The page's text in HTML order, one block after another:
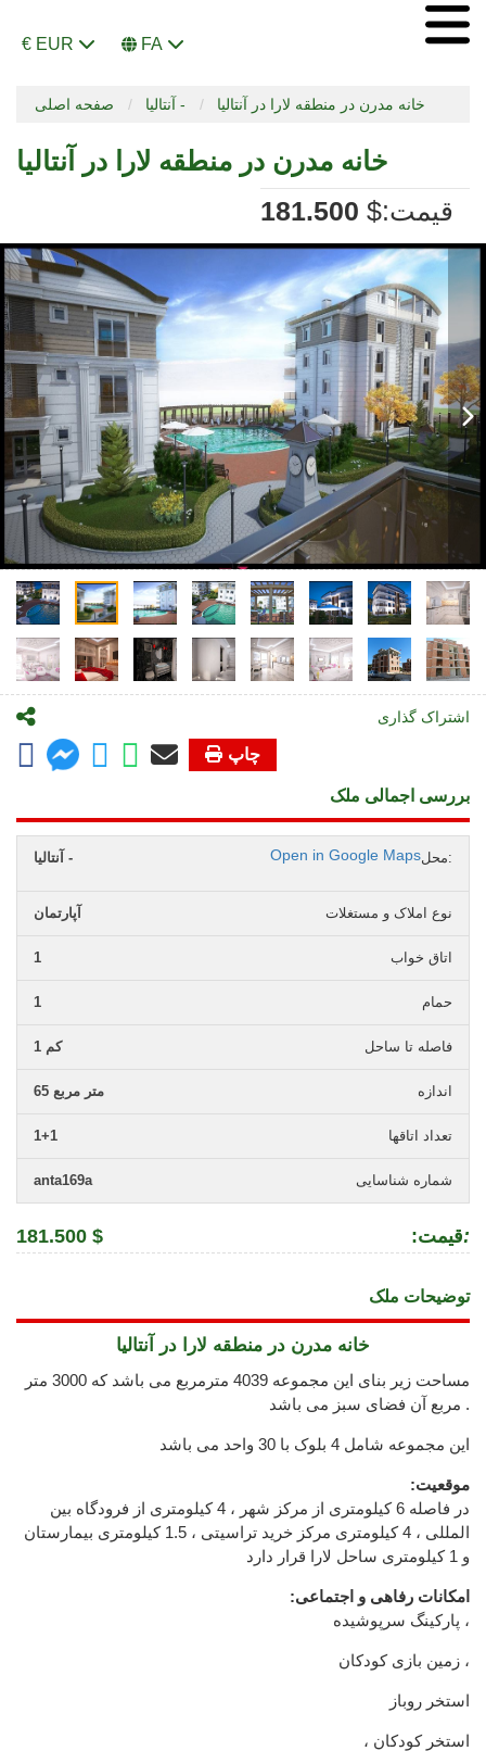
€ EUR FA
صفحه اصلی آنتالیا - خانه مدرن در منطقه لارا در آنتالیا
خانه مدرن در منطقه لارا در آنتالیا
:قیمت
181.500 $
اشتراک گذاری
چاپ
بررسی اجمالی ملک
محل: آنتالیا - Open in Google Maps
نوع املاک و مستغلات آپارتمان
اتاق خواب 1
حمام 1
فاصله تا ساحل 1 کم
اندازه 65 متر مربع
تعداد اتاقها 1+1
شماره شناسایی anta169a
:قیمت:
181.500 $
توضیحات ملک
خانه مدرن در منطقه لارا در آنتالیا
مساحت زیر بنای این مجموعه 4039 مترمربع می باشد که 3000 متر
مربع آن فضای سبز می باشد .
این مجموعه شامل 4 بلوک با 30 واحد می باشد
:موقعیت
در فاصله 6 کیلومتری از مرکز شهر ، 4 کیلومتری از فرودگاه بین
المللی ، 4 کیلومتری مرکز خرید تراسیتی ، 1.5 کیلومتری بیمارستان
و 1 کیلومتری ساحل لارا قرار دارد
:امکانات رفاهی و اجتماعی
پارکینگ سرپوشیده ،
زمین بازی کودکان ،
استخر روباز
، استخر کودکان